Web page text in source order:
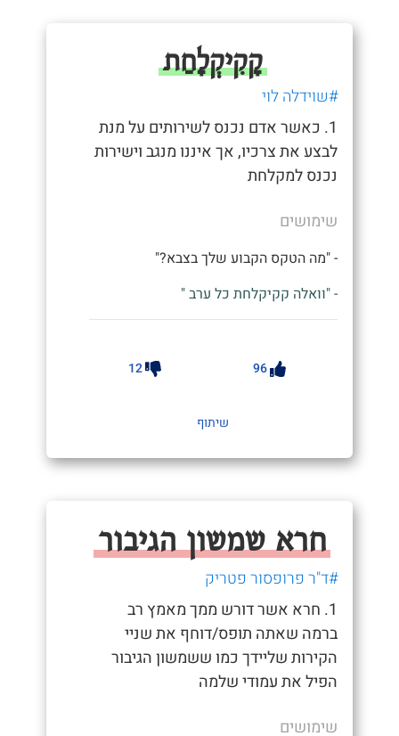
קָקִיקְלׇחַת
#שוידלה לוי
1. כאשר אדם נכנס לשירותים על מנת
לבצע את צרכיו, אך איננו מנגב וישירות
נכנס למקלחת
שימושים
- "מה הטקס הקבוע שלך בצבא?"
- "וואלה קקיקלחת כל ערב "
96
12
שיתוף
חרא שמשון הגיבור
#ד"ר פרופסור פטריק
1. חרא אשר דורש ממך מאמץ רב
ברמה שאתה תופס/דוחף את שניי
הקירות שליידך כמו ששמשון הגיבור
הפיל את עמודי שלמה
שימושים